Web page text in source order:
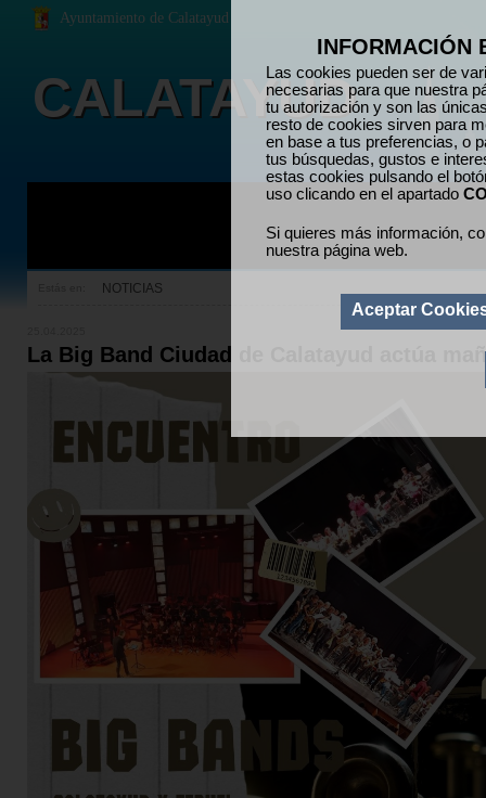
INFORMACIÓN
Las cookies pueden ser de
necesarias para que nuestra
tu autorización y son las
resto de cookies sirven para
en base a tus preferencias, o
tus búsquedas, gustos e
estas cookies pulsando el
uso clicando en el apartado
Si quieres más información,
nuestra página web.
Aceptar
La Big Band Ciudad de Calatayud actúa
NOTICIAS
Ayuntamiento de Calatayud
CALATAYUD